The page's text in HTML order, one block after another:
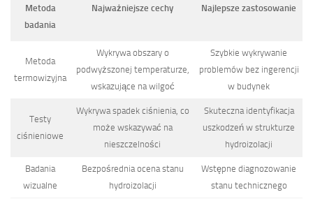
Metoda
badania
Najważniejsze cechy Najlepsze zastosowanie
Metoda
termowizyjna
Wykrywa obszary o
podwyższonej temperaturze,
wskazujące na wilgoć
Szybkie wykrywanie
problemów bez ingerencji
w budynek
Testy
ciśnieniowe
Wykrywa spadek ciśnienia, co
może wskazywać na
nieszczelności
Skuteczna identyfikacja
uszkodzeń w strukturze
hydroizolacji
Badania
wizualne
Bezpośrednia ocena stanu
hydroizolacji
Wstępne diagnozowanie
stanu technicznego